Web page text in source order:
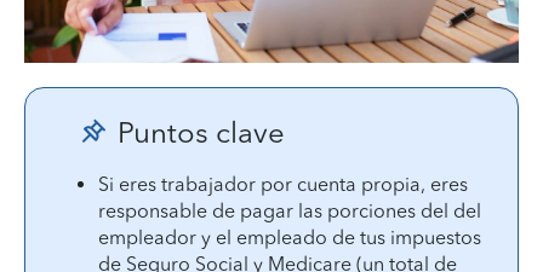
Puntos clave
Si eres trabajador por cuenta propia, eres
responsable de pagar las porciones del del
empleador y el empleado de tus impuestos
de Seguro Social y Medicare (un total de